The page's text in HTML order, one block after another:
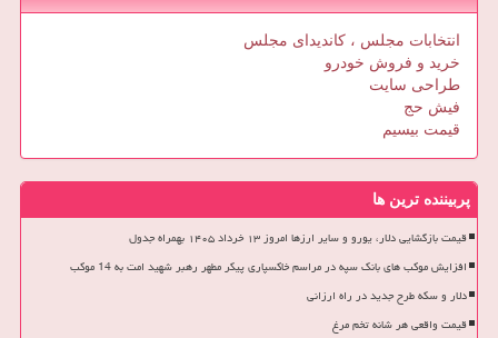
انتخابات مجلس ، کاندیدای مجلس
خرید و فروش خودرو
طراحی سایت
فیش حج
قیمت بیسیم
پربیننده ترین ها
قیمت بازگشایی دلار، یورو و سایر ارزها امروز ۱۳ خرداد ۱۴۰۵ بهمراه جدول
افزایش موکب های بانک سپه در مراسم خاکسپاری پیکر مطهر رهبر شهید امت به 14 موکب
دلار و سکه طرح جدید در راه ارزانی
قیمت واقعی هر شانه تخم مرغ